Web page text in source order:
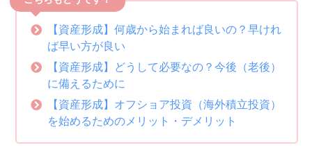
【資産形成】何歳から始まれば良いの？早けれ
ば早い方が良い
【資産形成】どうして必要なの？今後（老後）
に備えるために
【資産形成】オフショア投資（海外積立投資）
を始めるためのメリット・デメリット